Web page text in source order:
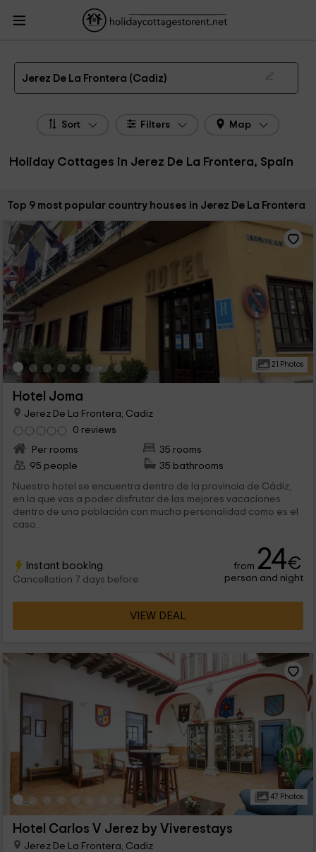
HolidayCottagesToRent.net
Andalusia
Holiday Cottages Cadiz
Holiday Cottages Jerez De La Frontera
The 9 best holiday cottages & country houses in Jerez De La Frontera in 2026
Jerez De La Frontera (Cadiz)
Sort Filters Map
Holiday Cottages in Jerez De La Frontera, Spain
Sort by:
Top 9 most popular country houses in Jerez De La Frontera
21 Photos
Hotel Joma
Jerez De La Frontera, Cadiz
0 reviews
Per rooms
35 rooms
95 people
35 bathrooms
Nuestro hotel se encuentra dentro de la provincia de Cádiz,
en la que vas a poder disfrutar de las mejores vacaciones
dentro de una población con mucha personalidad como es el
caso...
Instant booking
Cancellation 7 days before
from 24€
person and night
VIEW DEAL
47 Photos
Hotel Carlos V Jerez by Viverestays
Jerez De La Frontera, Cadiz